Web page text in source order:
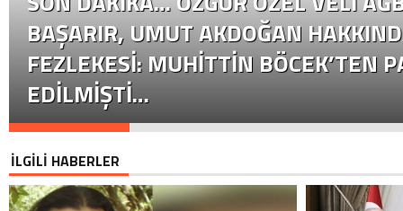
BAŞARIR, UMUT AKDOĞAN
FEZLEKESI: MUHITTIN BÖCEK’TEN
EDILMIŞTI…
İLGİLİ HABERLER